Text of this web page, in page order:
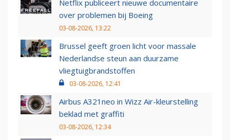
Netflix publiceert nieuwe documentaire
over problemen bij Boeing
03-08-2026, 13:22
Brussel geeft groen licht voor massale
Nederlandse steun aan duurzame
vliegtuigbrandstoffen
03-08-2026, 12:41
Airbus A321neo in Wizz Air-kleurstelling
beklad met graffiti
03-08-2026, 12:34